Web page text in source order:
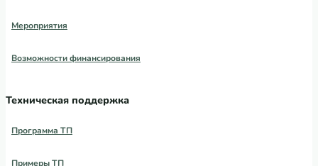
Мероприятия
Возможности финансирования
Техническая поддержка
Программа ТП
Примеры ТП